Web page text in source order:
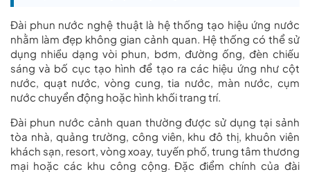
Đài phun nước nghệ thuật là hệ thống tạo hiệu ứng nước
nhằm làm đẹp không gian cảnh quan. Hệ thống có thể sử
dụng nhiều dạng vòi phun, bơm, đường ống, đèn chiếu
sáng và bố cục tạo hình để tạo ra các hiệu ứng như cột
nước, quạt nước, vòng cung, tia nước, màn nước, cụm
nước chuyển động hoặc hình khối trang trí.
Đài phun nước cảnh quan thường được sử dụng tại sảnh
tòa nhà, quảng trường, công viên, khu đô thị, khuôn viên
khách sạn, resort, vòng xoay, tuyến phố, trung tâm thương
mại hoặc các khu công cộng. Đặc điểm chính của đài